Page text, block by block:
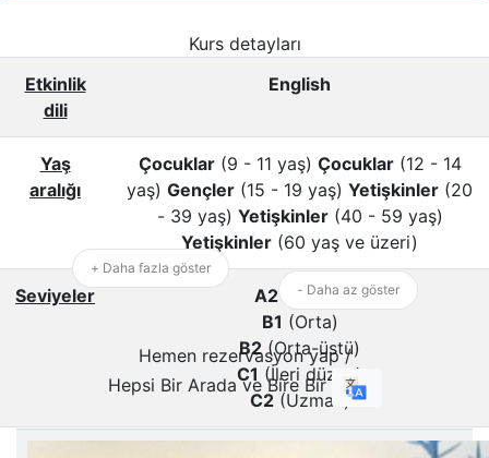
Kurs detayları
Etkinlik
dili
English
Yaş
aralığı
Çocuklar(9 - 11 yaş) Çocuklar(12 - 14
yaş) Gençler (15 - 19 yaş) Yetişkinler (20
- 39 yaş) Yetişkinler(40 - 59 yaş)
Yetişkinler (60 yaş ve üzeri)
Seviyeler A2(Temel)
B1 (Orta)
B2(Orta-üstü)
C1 (İleri düzey)
C2(Uzman)
+ Daha fazla göster
- Daha az göster
Hemen rezervasyon yap /
Hepsi Bir Arada ve Bire Bir